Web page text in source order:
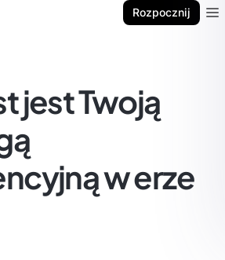
Rozpocznij
jest Twoją
w erze